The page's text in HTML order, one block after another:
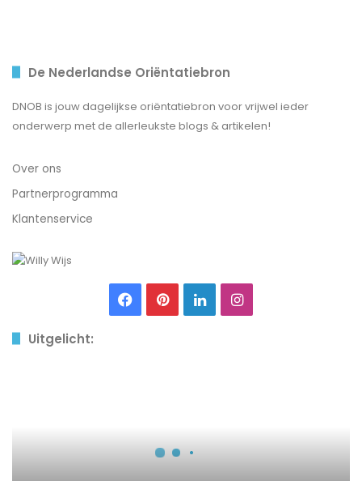
De Nederlandse Oriëntatiebron
DNOB is jouw dagelijkse oriëntatiebron voor vrijwel ieder
onderwerp met de allerleukste blogs & artikelen!
Over ons
Partnerprogramma
Klantenservice
Facebook
PinterestLinkedInInstagram
Uitgelicht: